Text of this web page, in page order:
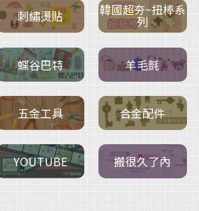
刺繡燙貼 韓國超夯~扭棒系
列
蝶谷巴特 羊毛氈
五金工具 合金配件
YOUTUBE 搬很久了內